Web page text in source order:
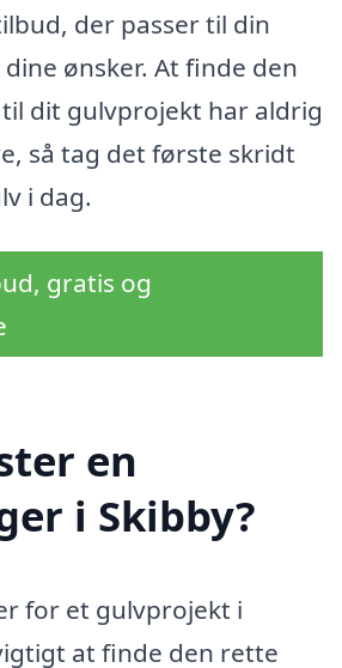
der passer til din
ønsker. At finde den
dit gulvprojekt har aldrig
så tag det første skridt
i dag.
gratis og
en
i Skibby?
for et gulvprojekt i
at finde den rette